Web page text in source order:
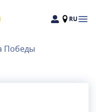
RU
Победы